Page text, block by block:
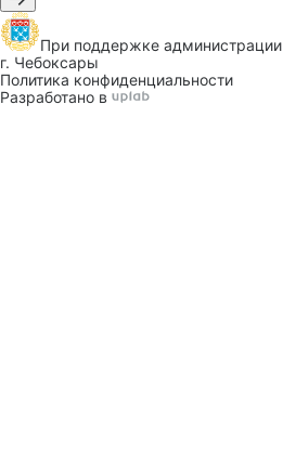
При поддержке администрации
г. Чебоксары
Политика конфиденциальности
Разработано в